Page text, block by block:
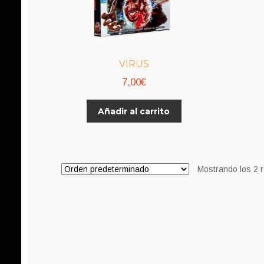
VIRUS
7,00€
Añadir al carrito
Mostrando los 2